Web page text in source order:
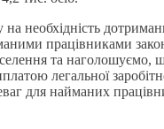
на необхідність
працівниками
та наголошуємо,
легальної
для найманих